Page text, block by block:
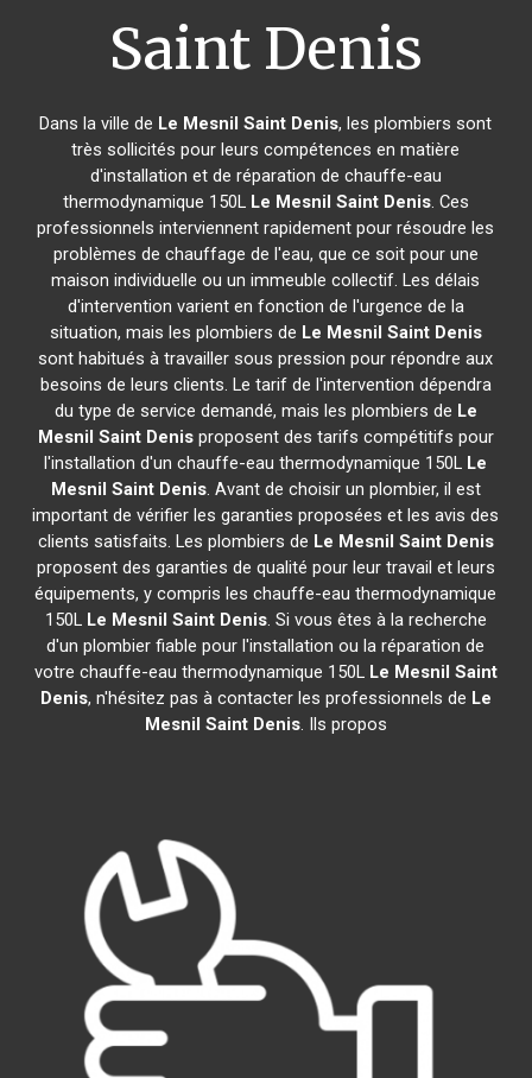
Saint Denis
Dans la ville de Le Mesnil Saint Denis, les plombiers sont
très sollicités pour leurs compétences en matière
d'installation et de réparation de chauffe-eau
thermodynamique 150L Le Mesnil Saint Denis. Ces
professionnels interviennent rapidement pour résoudre les
problèmes de chauffage de l'eau, que ce soit pour une
maison individuelle ou un immeuble collectif. Les délais
d'intervention varient en fonction de l'urgence de la
situation, mais les plombiers de Le Mesnil Saint Denis
sont habitués à travailler sous pression pour répondre aux
besoins de leurs clients. Le tarif de l'intervention dépendra
du type de service demandé, mais les plombiers de Le
Mesnil Saint Denisproposent des tarifs compétitifs pour
l'installation d'un chauffe-eau thermodynamique 150L Le
Mesnil Saint Denis. Avant de choisir un plombier, il est
important de vérifier les garanties proposées et les avis des
clients satisfaits. Les plombiers de Le Mesnil Saint Denis
proposent des garanties de qualité pour leur travail et leurs
équipements, y compris les chauffe-eau thermodynamique
150L Le Mesnil Saint Denis. Si vous êtes à la recherche
d'un plombier fiable pour l'installation ou la réparation de
votre chauffe-eau thermodynamique 150L Le Mesnil Saint
Denis, n'hésitez pas à contacter les professionnels de Le
Mesnil Saint Denis. Ils propos